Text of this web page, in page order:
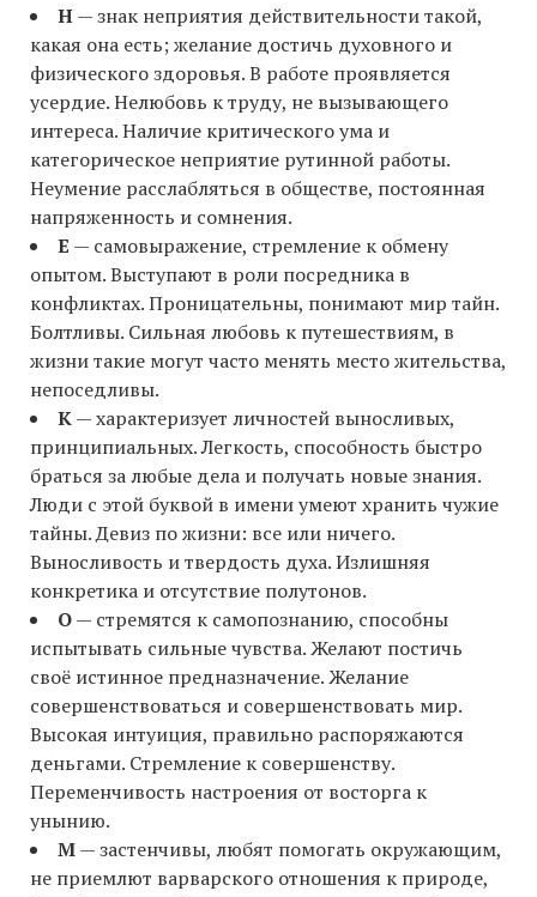
Н— знак неприятия действительности такой,
какая она есть; желание достичь духовного и
физического здоровья. В работе проявляется
усердие. Нелюбовь к труду, не вызывающего
интереса. Наличие критического ума и
категорическое неприятие рутинной работы.
Неумение расслабляться в обществе, постоянная
напряженность и сомнения.
Е — самовыражение, стремление к обмену
опытом. Выступают в роли посредника в
конфликтах. Проницательны, понимают мир тайн.
Болтливы. Сильная любовь к путешествиям, в
жизни такие могут часто менять место жительства,
непоседливы.
К— характеризует личностей выносливых,
принципиальных. Легкость, способность быстро
браться за любые дела и получать новые знания.
Люди с этой буквой в имени умеют хранить чужие
тайны. Девиз по жизни: все или ничего.
Выносливость и твердость духа. Излишняя
конкретика и отсутствие полутонов.
О— стремятся к самопознанию, способны
испытывать сильные чувства. Желают постичь
своё истинное предназначение. Желание
совершенствоваться и совершенствовать мир.
Высокая интуиция, правильно распоряжаются
деньгами. Стремление к совершенству.
Переменчивость настроения от восторга к
унынию.
М— застенчивы, любят помогать окружающим,
не приемлют варварского отношения к природе,